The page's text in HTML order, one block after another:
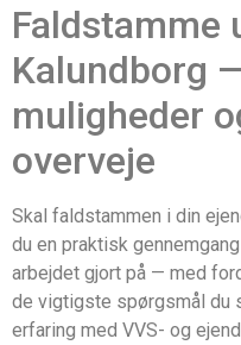
Faldstamme
Kalundborg
muligheder
overveje
Skal faldstammen i din
du en praktisk
arbejdet gjort på — med
de vigtigste spørgsmål du
erfaring med VVS- og